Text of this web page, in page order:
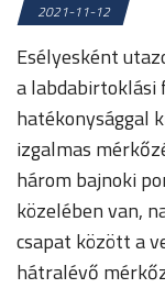
2021-11-12
Esélyesként
a
hatékonysággal
izgalmas
három bajnoki
közelében van,
csapat között a
hátralévő